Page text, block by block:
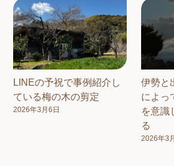
LINEの予祝で事例紹介し
ている梅の木の剪定
2026年3月6日
伊勢と
によっ
を意識
る
2026年3